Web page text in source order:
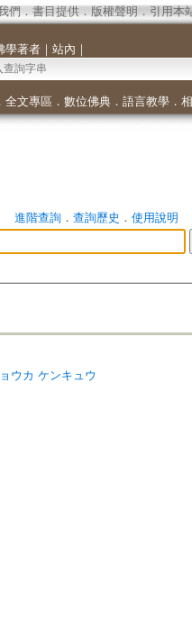
們 ． 書目提供． 版權聲明 ． 引用本
學著者｜ 站內 ｜
全文專區 ． 數位佛典． 語言教學．
進階查詢． 查詢歷史 ． 使用說明
ウカ ケンキュウ